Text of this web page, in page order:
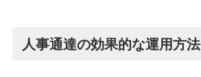
人事通達の効果的な運用方法